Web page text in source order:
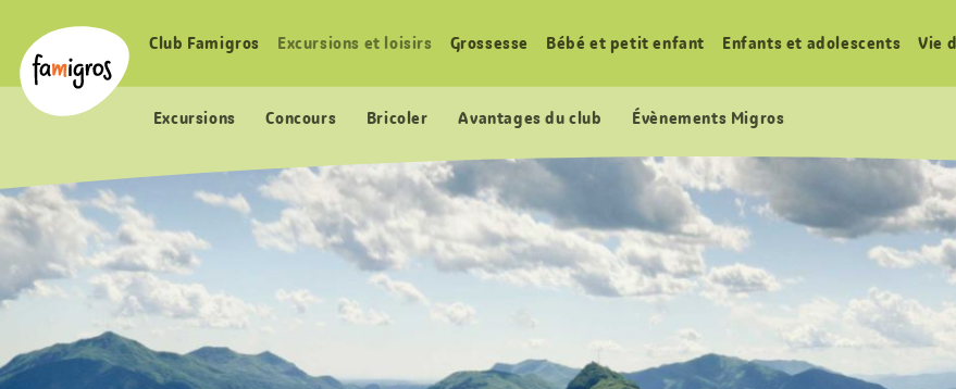
navigation
Logo
Navigation
Club Famigros Excursions et loisirs Grossesse Bébé et petit enfant Enfants et adolescents Vie
Excursions Concours Bricoler Avantages du club Évènements Migros